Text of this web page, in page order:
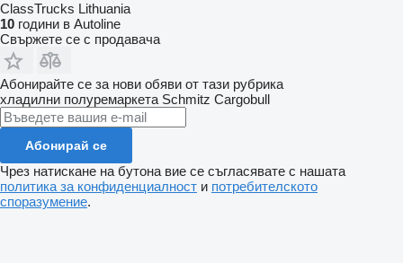
ClassTrucks Lithuania
10 години в Autoline
Свържете се с продавача
Абонирайте се за нови обяви от тази рубрика
хладилни полуремаркета Schmitz Cargobull
Абонирай се
Чрез натискане на бутона вие се съгласявате с нашата
политика за конфиденциалност и потребителското
споразумение.